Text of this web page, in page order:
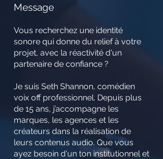
Message
Vous recherchez une identité
sonore qui donne du relief à votre
projet, avec la réactivité d'un
partenaire de confiance ?
Je suis Seth Shannon, comédien
voix off professionnel. Depuis plus
de 15 ans, j’accompagne les
marques, les agences et les
créateurs dans la réalisation de
leurs contenus audio. Que vous
ayez besoin d'un ton institutionnel et